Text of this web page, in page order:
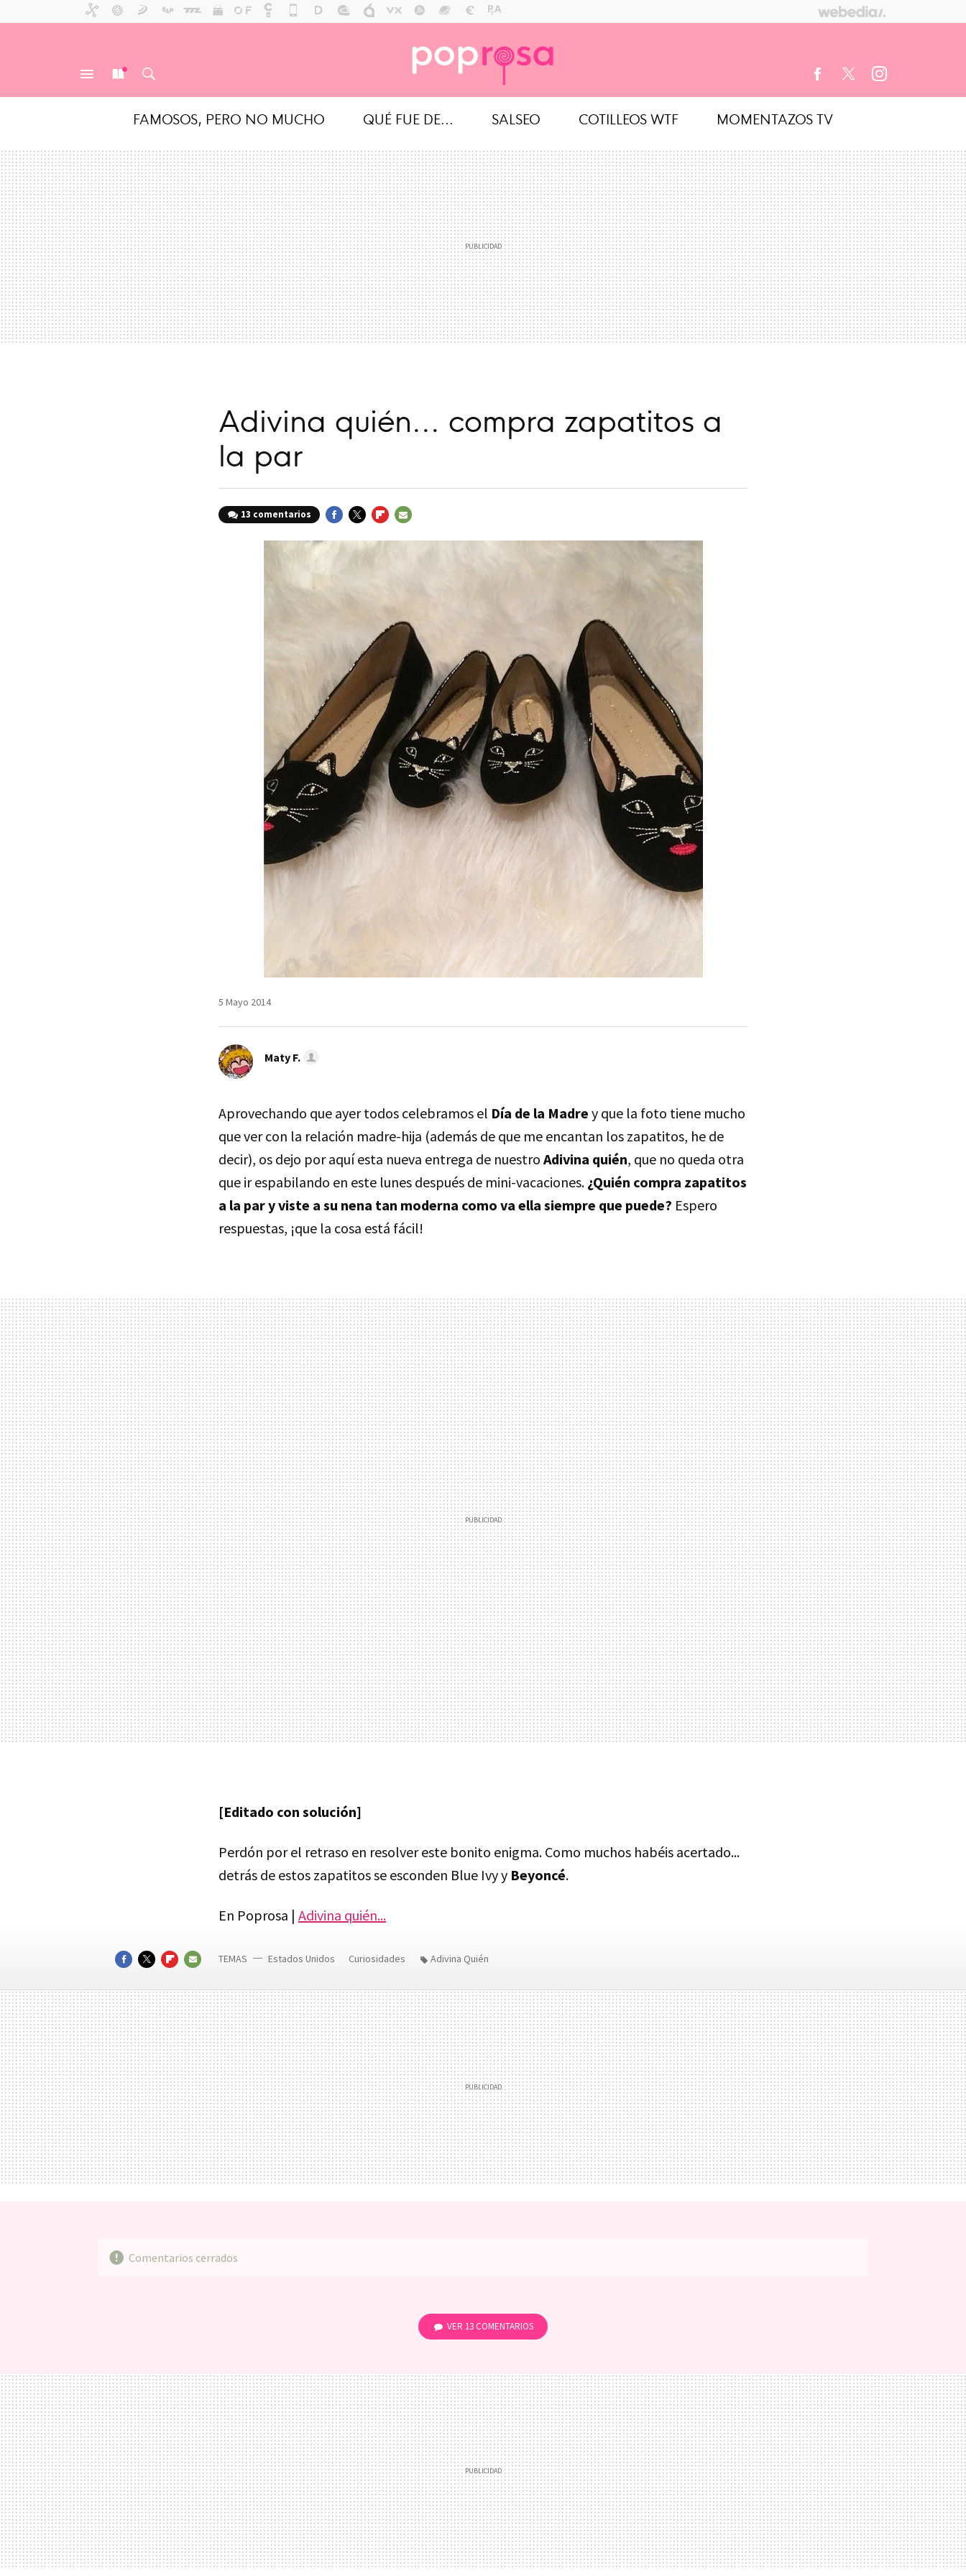
FAMOSOS, PERO NO MUCHO QUÉ FUE DE... SALSEO COTILLEOS WTF MOMENTAZOS TV
Adivina quién... compra zapatitos a
la par
13 comentarios
5 Mayo 2014
Maty F.
Aprovechando que ayer todos celebramos el Día de la Madre y que la foto tiene mucho
que ver con la relación madre-hija (además de que me encantan los zapatitos, he de
decir), os dejo por aquí esta nueva entrega de nuestro Adivina quién, que no queda otra
que ir espabilando en este lunes después de mini-vacaciones. ¿Quién compra zapatitos
a la par y viste a su nena tan moderna como va ella siempre que puede? Espero
respuestas, ¡que la cosa está fácil!
[Editado con solución]
Perdón por el retraso en resolver este bonito enigma. Como muchos habéis acertado...
detrás de estos zapatitos se esconden Blue Ivy y Beyoncé.
En Poprosa | Adivina quién...
MAIL
TEMAS Estados Unidos Curiosidades Adivina Quién
Comentarios cerrados
VER 13 COMENTARIOS